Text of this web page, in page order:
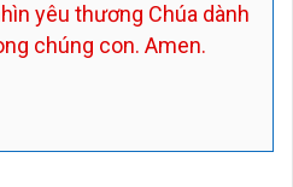
yêu thương Chúa dành
chúng con. Amen.